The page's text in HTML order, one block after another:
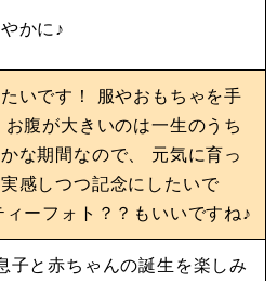
かに♪
いです！ 服やおもちゃを手
腹が大きいのは一生のうち
な期間なので、 元気に育っ
感しつつ記念にしたいで
ーフォト？？もいいですね♪
子と赤ちゃんの誕生を楽しみ